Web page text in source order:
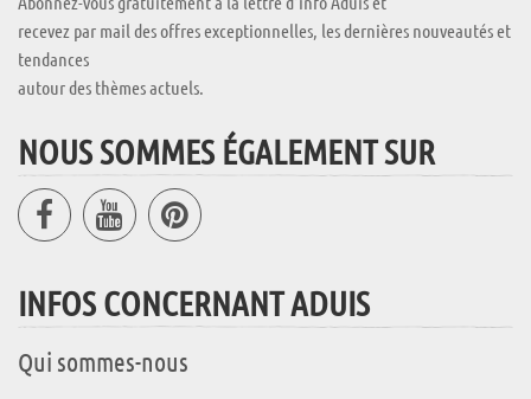
recevez par mail des offres exceptionnelles, les dernières nouveautés et
tendances
autour des thèmes actuels.
NOUS SOMMES ÉGALEMENT SUR
INFOS CONCERNANT ADUIS
Qui sommes-nous